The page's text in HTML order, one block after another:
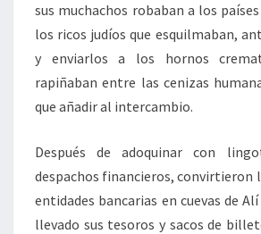
sus muchachos robaban a los
los ricos judíos que esquilmaban,
y enviarlos a los hornos
rapiñaban entre las cenizas
que añadir al intercambio.
Después de adoquinar con
despachos financieros, convirtieron
entidades bancarias en cuevas de
llevado sus tesoros y sacos de